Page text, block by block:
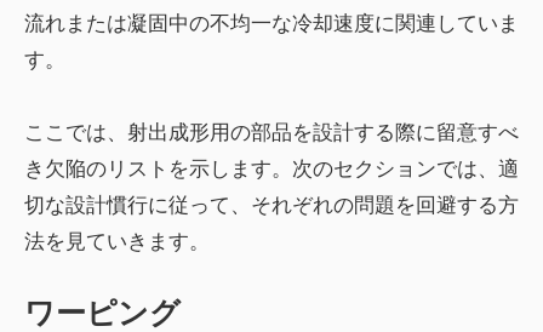
流れまたは凝固中の不均一な冷却速度に関連していま
す。
ここでは、射出成形用の部品を設計する際に留意すべ
き欠陥のリストを示します。次のセクションでは、適
切な設計慣行に従って、それぞれの問題を回避する方
法を見ていきます。
ワーピング